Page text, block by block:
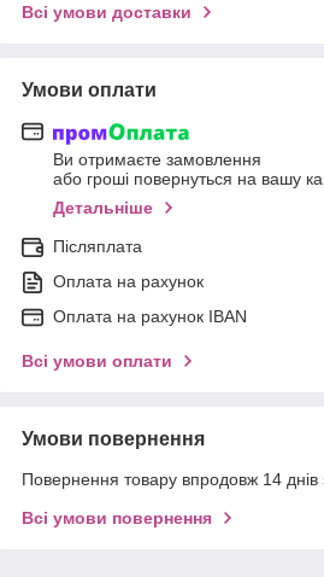
Всі умови доставки
Умови оплати
Ви отримаєте замовлення
або гроші повернуться на вашу
Детальніше
Післяплата
Оплата на рахунок
Оплата на рахунок IBAN
Всі умови оплати
Умови повернення
Повернення товару впродовж 14 днів
Всі умови повернення